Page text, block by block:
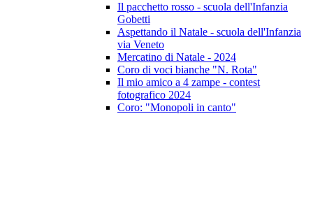
Il pacchetto rosso - scuola dell'Infanzia
Gobetti
Aspettando il Natale - scuola dell'Infanzia
via Veneto
Mercatino di Natale - 2024
Coro di voci bianche "N. Rota"
Il mio amico a 4 zampe - contest
fotografico 2024
Coro: "Monopoli in canto"